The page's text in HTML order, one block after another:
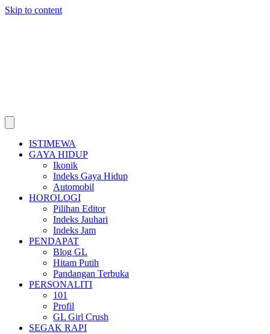
Skip to content
ISTIMEWA
GAYA HIDUP
Ikonik
Indeks Gaya Hidup
Automobil
HOROLOGI
Pilihan Editor
Indeks Jauhari
Indeks Jam
PENDAPAT
Blog GL
Hitam Putih
Pandangan Terbuka
PERSONALITI
101
Profil
GL Girl Crush
SEGAK RAPI